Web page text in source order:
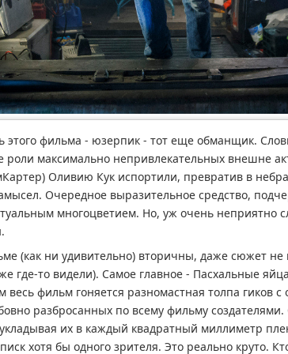
этого фильма - юзерпик - тот еще обманщик.
роли максимально непривлекательных внешне
Оливию Кук испортили, превратив в
Очередное выразительное средство,
многоцветием. Но, уж очень неприятно
(как ни удивительно) вторичны, даже сюжет не
где-то видели). Самое главное - Пасхальные
весь фильм гоняется разномастная толпа гиков
разбросанных по всему фильму
их в каждый квадратный миллиметр
хотя бы одного зрителя. Это реально круто.